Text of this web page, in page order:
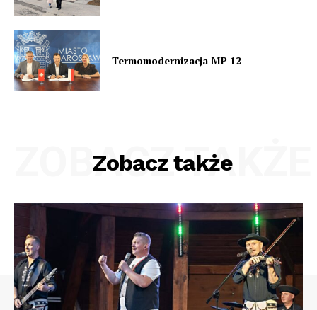
Termomodernizacja MP 12
Zobacz także
ZOBACZ TAKŻE